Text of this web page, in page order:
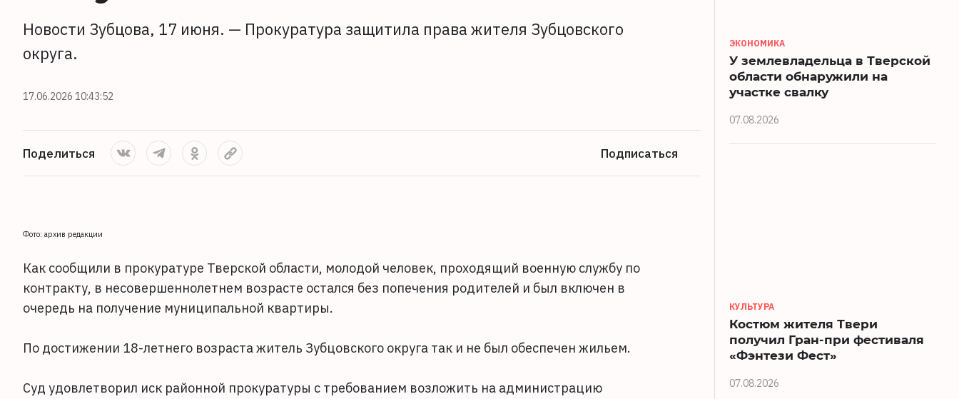
Новости Зубцова, 17 июня. — Прокуратура защитила права жителя Зубцовского
округа.
17.06.2026 10:43:52
Поделиться Подписаться
Фото: архив редакции
Как сообщили в прокуратуре Тверской области, молодой человек, проходящий военную службу по
контракту, в несовершеннолетнем возрасте остался без попечения родителей и был включен в
очередь на получение муниципальной квартиры.
По достижении 18-летнего возраста житель Зубцовского округа так и не был обеспечен жильем.
Суд удовлетворил иск районной прокуратуры с требованием возложить на администрацию
ЭКОНОМИКА
У землевладельца в Тверской
области обнаружили на
участке свалку
07.08.2026
КУЛЬТУРА
Костюм жителя Твери
получил Гран-при фестиваля
«Фэнтези Фест»
07.08.2026